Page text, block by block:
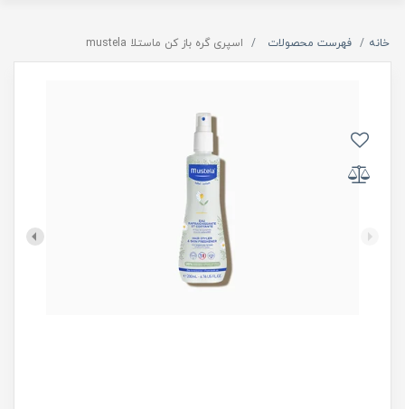
خانه فهرست محصولات اسپری گره باز کن ماستلا mustela